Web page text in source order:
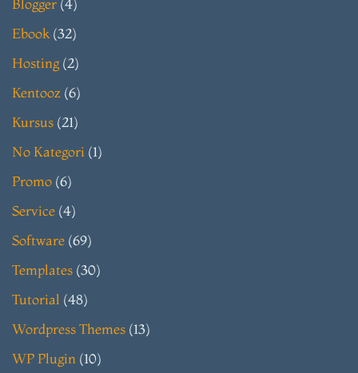
Ebook (32)
Hosting(2)
Kentooz (6)
Kursus (21)
No Kategori (1)
Promo (6)
Service (4)
Software (69)
Templates (30)
Tutorial (48)
Wordpress Themes (13)
WP Plugin (10)